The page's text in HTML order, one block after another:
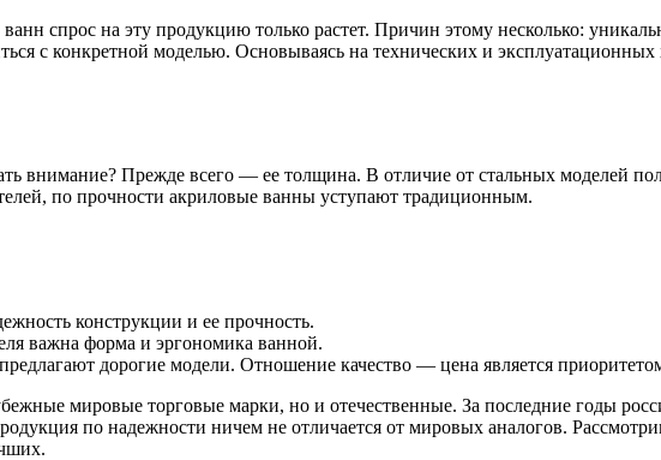
спрос на эту продукцию только растет. Причин этому несколько:
с конкретной моделью. Основываясь на технических и
внимание? Прежде всего — ее толщина. В отличие от стальных моделей
по прочности акриловые ванны уступают традиционным.
конструкции и ее прочность.
важна форма и эргономика ванной.
дорогие модели. Отношение качество — цена является
мировые торговые марки, но и отечественные. За последние годы
по надежности ничем не отличается от мировых аналогов.